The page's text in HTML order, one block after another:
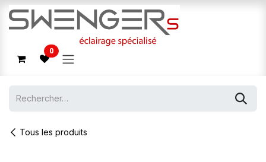
Se rendre au contenu
0
Tous les produits